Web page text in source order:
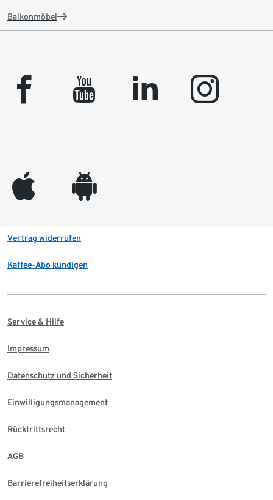
Balkonmöbel
facebook youtube linkedin instagram
appleinc android
Vertrag widerrufen
Kaffee-Abo kündigen
Service & Hilfe
Impressum
Datenschutz und Sicherheit
Einwilligungsmanagement
Rücktrittsrecht
AGB
Barrierefreiheitserklärung